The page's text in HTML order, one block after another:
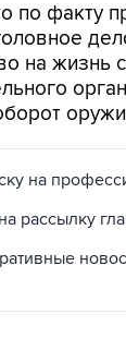
по факту
на жизнь
на
рассылку